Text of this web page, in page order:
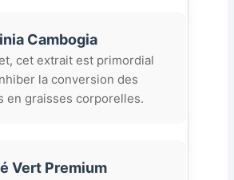
Cambogia
cet extrait est primordial
la conversion des
en graisses corporelles.
Vert Premium